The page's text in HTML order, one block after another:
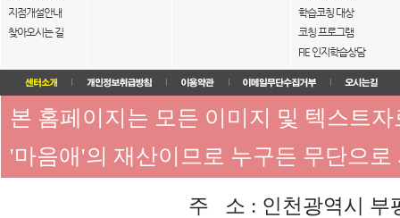
지점개설안내
찾아오시는 길
학습코칭 대상
코칭 프로그램
FIE 인지학습상담
본 홈페이지는 모든 이미지 및 텍스트
'마음애'의 재산이므로 누구든 무단으
주 소 : 인천광역시 부